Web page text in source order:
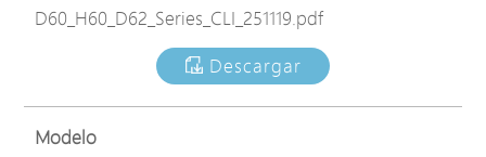
D60_H60_D62_Series_CLI_251119.pdf
Descargar
Modelo